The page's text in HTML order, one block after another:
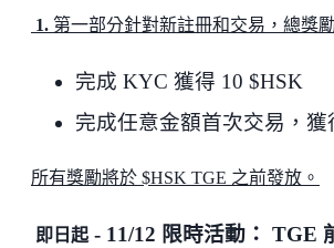
1. 第一部分針對新註冊和交易，總獎
完成 KYC 獲得 10 $HSK
完成任意金額首次交易，獲
所有獎勵將於 $HSK TGE 之前發放。
即日起 - 11/12 限時活動： TGE